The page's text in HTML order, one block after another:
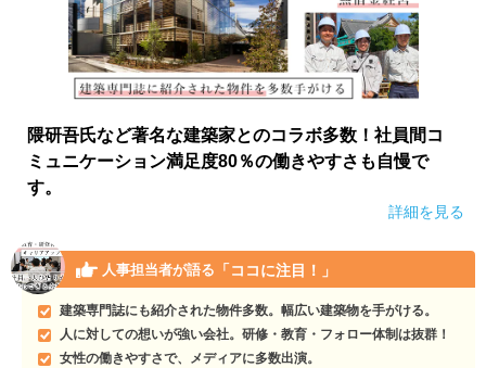
隈研吾氏など著名な建築家とのコラボ多数！社員間コ
ミュニケーション満足度80％の働きやすさも自慢で
す。
詳細を見る
人事担当者が語る 「ココに注目！」
建築専門誌にも紹介された物件多数。幅広い建築物を手がける。
人に対しての想いが強い会社。研修・教育・フォロー体制は抜群！
女性の働きやすさで、メディアに多数出演。